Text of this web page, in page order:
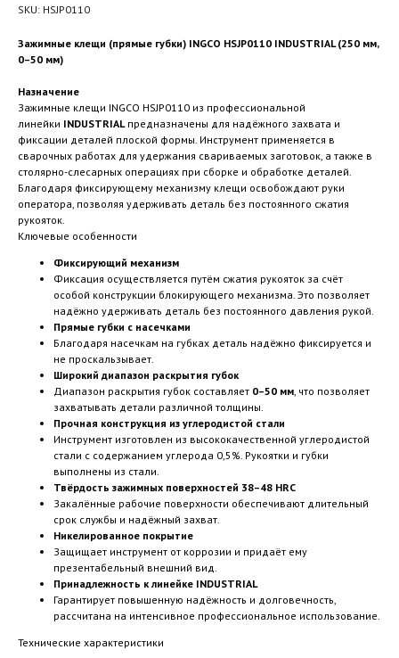
SKU: HSJP0110
Зажимные клещи (прямые губки) INGCO HSJP0110 INDUSTRIAL (250 мм,
0–50 мм)
Назначение
Зажимные клещи INGCO HSJP0110 из профессиональной
линейки INDUSTRIALпредназначены для надёжного захвата и
фиксации деталей плоской формы. Инструмент применяется в
сварочных работах для удержания свариваемых заготовок, а также в
столярно-слесарных операциях при сборке и обработке деталей.
Благодаря фиксирующему механизму клещи освобождают руки
оператора, позволяя удерживать деталь без постоянного сжатия
рукояток.
Ключевые особенности
Фиксирующий механизм
Фиксация осуществляется путём сжатия рукояток за счёт
особой конструкции блокирующего механизма. Это позволяет
надёжно удерживать деталь без постоянного давления рукой.
Прямые губки с насечками
Благодаря насечкам на губках деталь надёжно фиксируется и
не проскальзывает.
Широкий диапазон раскрытия губок
Диапазон раскрытия губок составляет 0–50 мм, что позволяет
захватывать детали различной толщины.
Прочная конструкция из углеродистой стали
Инструмент изготовлен из высококачественной углеродистой
стали с содержанием углерода 0,5%. Рукоятки и губки
выполнены из стали.
Твёрдость зажимных поверхностей 38–48 HRC
Закалённые рабочие поверхности обеспечивают длительный
срок службы и надёжный захват.
Никелированное покрытие
Защищает инструмент от коррозии и придаёт ему
презентабельный внешний вид.
Принадлежность к линейке INDUSTRIAL
Гарантирует повышенную надёжность и долговечность,
рассчитана на интенсивное профессиональное использование.
Технические характеристики